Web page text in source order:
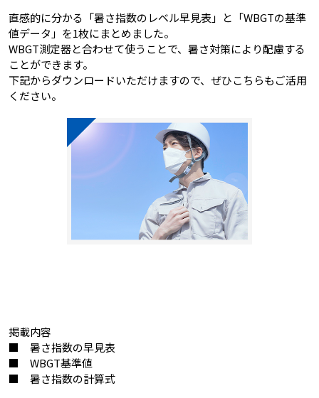
直感的に分かる「暑さ指数のレベル早見表」と「WBGTの基準
値データ」を1枚にまとめました。
WBGT測定器と合わせて使うことで、暑さ対策により配慮する
ことができます。
下記からダウンロードいただけますので、ぜひこちらもご活用
ください。
掲載内容
■ 暑さ指数の早見表
■ WBGT基準値
■ 暑さ指数の計算式